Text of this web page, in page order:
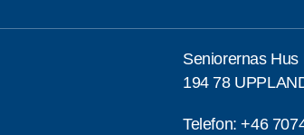
Seniorernas
194 78
Telefon:+46